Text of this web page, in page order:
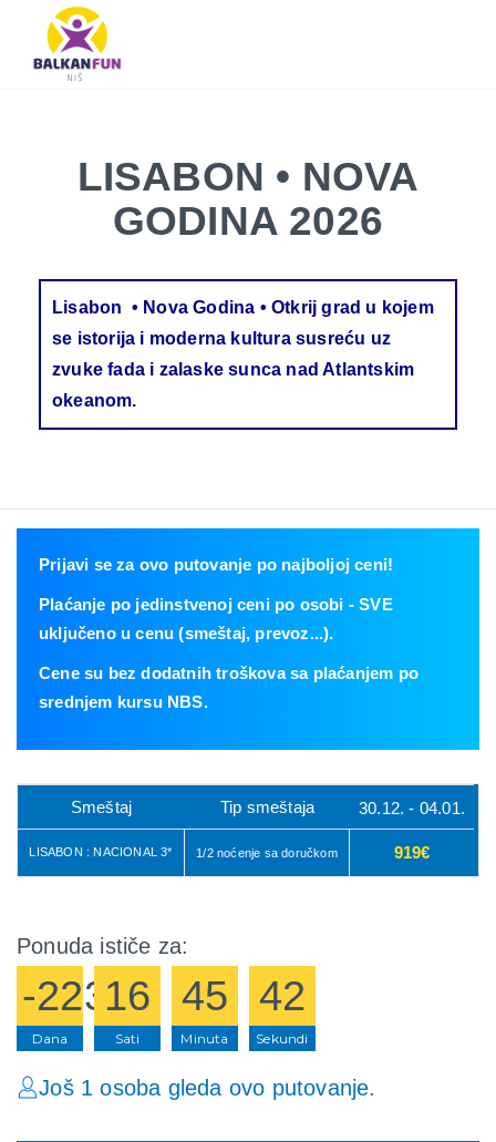
Travel
KONTAKTIRAJTE
LISABON • NOVA
GODINA 2026
Lisabon • Nova Godina • Otkrij grad u kojem
se istorija i moderna kultura susreću uz
zvuke fada i zalaske sunca nad Atlantskim
okeanom.
Prijavi se za ovo putovanje po najboljoj ceni!
Plaćanje po jedinstvenoj ceni po osobi - SVE
uključeno u cenu (smeštaj, prevoz...).
Cene su bez dodatnih troškova sa plaćanjem po
srednjem kursu NBS.
Smeštaj Tip smeštaja 30.12. - 04.01.
LISABON : NACIONAL 3* 1/2 noćenje sa doručkom 919€
Ponuda ističe za:
-223
Dana
16
Sati
45
Minuta
42
Sekundi
Još 1 osoba gleda ovo putovanje.